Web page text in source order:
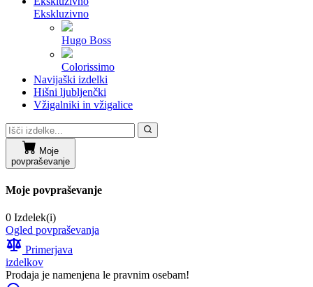
Ekskluzivno
Hugo Boss
Colorissimo
Navijaški izdelki
Hišni ljubljenčki
Vžigalniki in vžigalice
Moje
povpraševanje
Moje povpraševanje
0 Izdelek(i)
Ogled povpraševanja
Primerjava
izdelkov
Prodaja je namenjena le pravnim osebam!